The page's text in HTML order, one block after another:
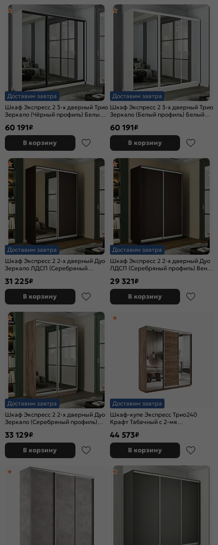
Доставим завтра
Шкаф Экспресс 2 3-х дверный Трио
Зеркало (Чёрный профиль) Белый
60 191₽
В корзину
Доставим завтра
Шкаф Экспресс 2 3-х дверный Трио
Зеркало (Белый профиль) Белый
60 191₽
В корзину
Доставим завтра
Шкаф Экспресс 2 2-х дверный Дуо
Зеркало ЛДСП (Серебряный
31 225₽
В корзину
Доставим завтра
Шкаф Экспресс 2 2-х дверный Дуо
ЛДСП (Серебряный профиль) Венге
29 321₽
В корзину
Доставим завтра
Шкаф Экспресс 2 2-х дверный Дуо
Зеркало (Серебряный профиль)
1200x2400x450
33 129₽
В корзину
Доставим завтра
Шкаф-купе Экспресс Трио240
Крафт Табачный с 2-мя
44 573₽
В корзину